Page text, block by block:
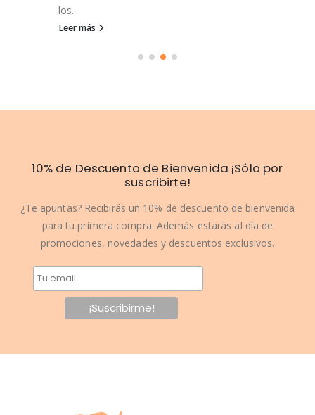
los...
Leer más
10% de Descuento de Bienvenida ¡Sólo por
suscribirte!
¿Te apuntas? Recibirás un 10% de descuento de bienvenida
para tu primera compra. Además estarás al día de
promociones, novedades y descuentos exclusivos.